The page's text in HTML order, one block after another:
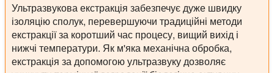
Ультразвукова екстракція забезпечує дуже швидку
ізоляцію сполук, перевершуючи традиційні методи
екстракції за коротший час процесу, вищий вихід і
нижчі температури. Як м'яка механічна обробка,
екстракція за допомогою ультразвуку дозволяє